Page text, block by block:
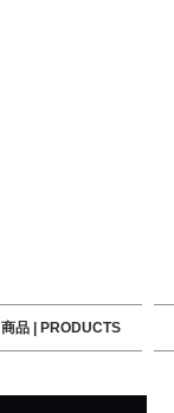
商品 | PRODUCTS